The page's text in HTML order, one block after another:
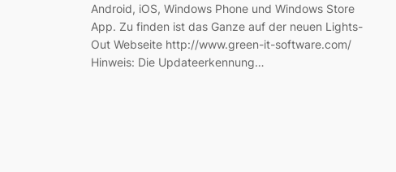
Android, iOS, Windows Phone und Windows Store
App. Zu finden ist das Ganze auf der neuen Lights-
Out Webseite http://www.green-it-software.com/
Hinweis: Die Updateerkennung…